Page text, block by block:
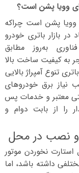
وویا پشن است؟
وویا پشن است چراکه
بازار باتری خودرو
به‌روز مطابق
به کیفیت ساخت بالا
تنوع آمپراژ بالایی
مناسب نیاز برق خودروهای
معتبر و خدمات پس
را از بابت دوام و
و نصب در محل
استارت نخوردن موتور
داشته باشد، اما